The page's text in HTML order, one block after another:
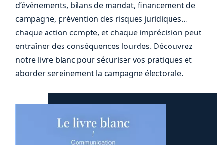
d’événements, bilans de mandat, financement de
campagne, prévention des risques juridiques…
chaque action compte, et chaque imprécision peut
entraîner des conséquences lourdes. Découvrez
notre livre blanc pour sécuriser vos pratiques et
aborder sereinement la campagne électorale.